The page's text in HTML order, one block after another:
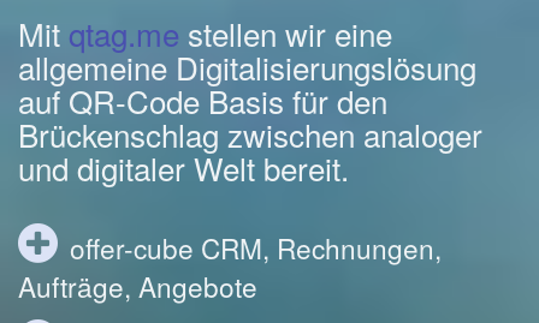
Mit qtag.me stellen wir eine
allgemeine Digitalisierungslösung
auf QR-Code Basis für den
Brückenschlag zwischen analoger
und digitaler Welt bereit.
offer-cube CRM, Rechnungen,
Aufträge, Angebote